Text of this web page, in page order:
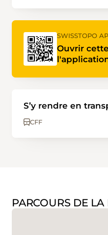
SWISSTOPO
Ouvrir
S’y rendre en
CFF
PARCOURS DE